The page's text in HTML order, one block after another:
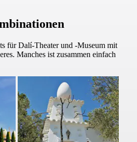
für Dalí-Theater und -Museum mit
Manches ist zusammen einfach